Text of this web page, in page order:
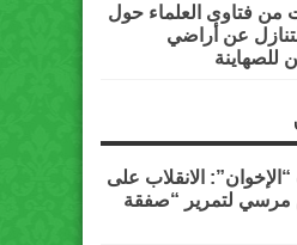
من فتاوى العلماء حول
عن أراضي
للصهاينة
الانقلاب على
مرسي لتمرير “صفقة